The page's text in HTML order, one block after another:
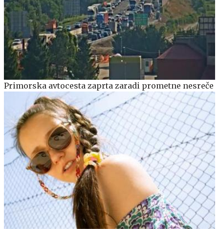
Primorska avtocesta zaprta zaradi prometne nesreče